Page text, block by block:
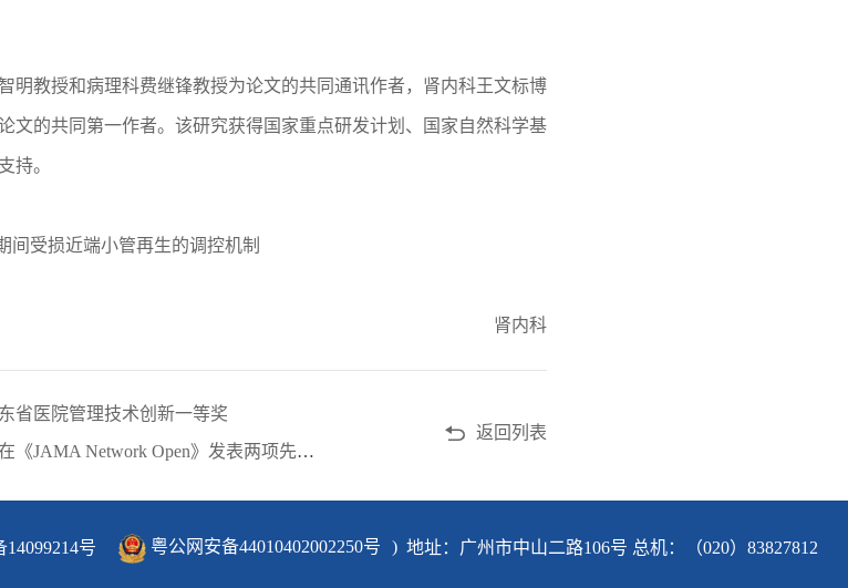
教授和病理科费继锋教授为论文的共同通讯作者，肾内科王文标博
文的共同第一作者。该研究获得国家重点研发计划、国家自然科学基
持。
间受损近端小管再生的调控机制
肾内科
返回列表
省医院管理技术创新一等奖
下一篇：先心病团队联合国际健康研究中心在《JAMA Network Open》发表两项先心病防治研究成果
14099214号 粤公网安备44010402002250号 )地址：广州市中山二路106号 总机：（020）83827812